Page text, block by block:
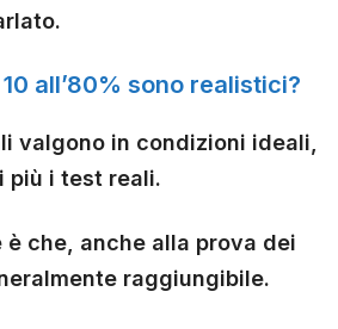
all’80% sono realistici?
valgono in condizioni ideali,
più i test reali.
è che, anche alla prova dei
raggiungibile.